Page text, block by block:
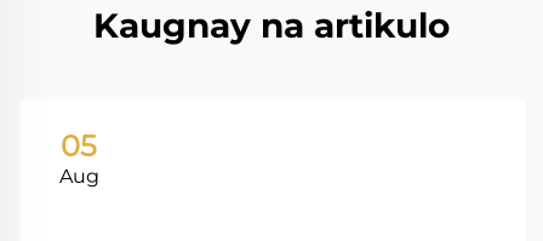
Kaugnay na artikulo
05
Aug